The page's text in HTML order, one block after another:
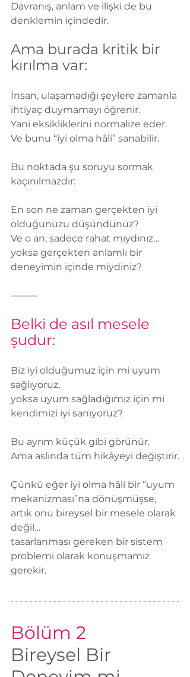
Davranış, anlam ve ilişki de bu
denklemin içindedir.
Ama burada kritik bir
kırılma var:
İnsan, ulaşamadığı şeylere zamanla
ihtiyaç duymamayı öğrenir.
Yani eksikliklerini normalize eder.
Ve bunu “iyi olma hâli” sanabilir.
Bu noktada şu soruyu sormak
kaçınılmazdır:
En son ne zaman gerçekten iyi
olduğunuzu düşündünüz?
Ve o an, sadece rahat mıydınız…
yoksa gerçekten anlamlı bir
deneyimin içinde miydiniz?
⸻
Belki de asıl mesele
şudur:
Biz iyi olduğumuz için mi uyum
sağlıyoruz,
yoksa uyum sağladığımız için mi
kendimizi iyi sanıyoruz?
Bu ayrım küçük gibi görünür.
Ama aslında tüm hikâyeyi değiştirir.
Çünkü eğer iyi olma hâli bir “uyum
mekanizması”na dönüşmüşse,
artık onu bireysel bir mesele olarak
değil…
tasarlanması gereken bir sistem
problemi olarak konuşmamız
gerekir.
Bölüm 2
Bireysel Bir